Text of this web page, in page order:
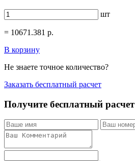
шт
= 10671.381 р.
В корзину
Не знаете точное количество?
Заказать бесплатный расчет
Получите бесплатный расчет